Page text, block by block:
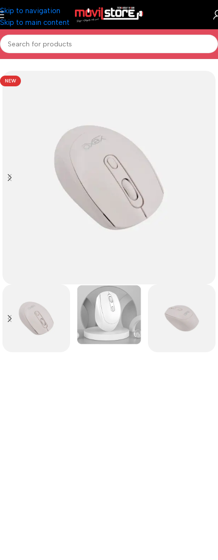
Skip to navigation
Skip to main content
Inicio/Informática/Mouse
NEW